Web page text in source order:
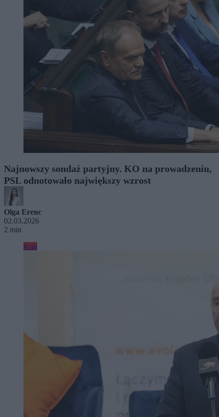
Najnowszy sondaż partyjny. KO na prowadzeniu,
PSL odnotowało największy wzrost
Olga Erenc
02.03.2026
2 min
Kraj